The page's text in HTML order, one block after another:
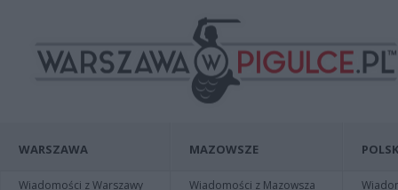
WARSZAWA
Wiadomości z Warszawy
MAZOWSZE
Wiadomości z Mazowsza